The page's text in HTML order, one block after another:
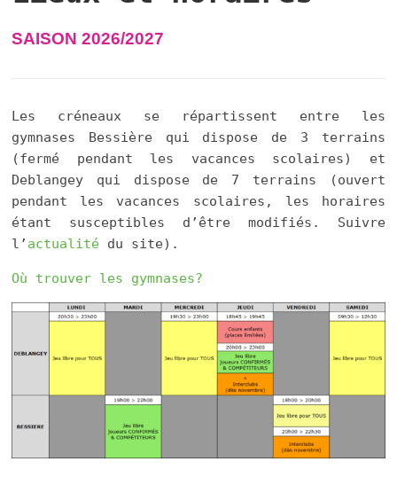
SAISON 2026/2027
Les créneaux se répartissent entre les
gymnases Bessière qui dispose de 3 terrains
(fermé pendant les vacances scolaires) et
Deblangey qui dispose de 7 terrains (ouvert
pendant les vacances scolaires, les horaires
étant susceptibles d’être modifiés. Suivre
l’ actualité du site).
Où trouver les gymnases?